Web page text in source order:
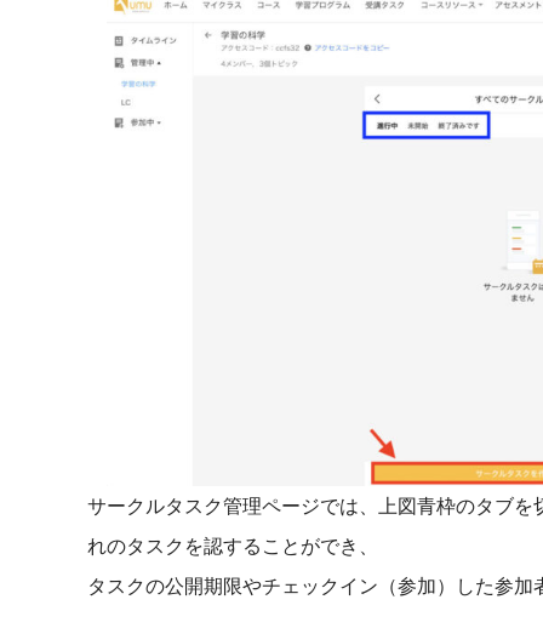
サークルタスク管理ページでは、上図青枠のタブ
れのタスクを認することができ、
タスクの公開期限やチェックイン（参加）した参